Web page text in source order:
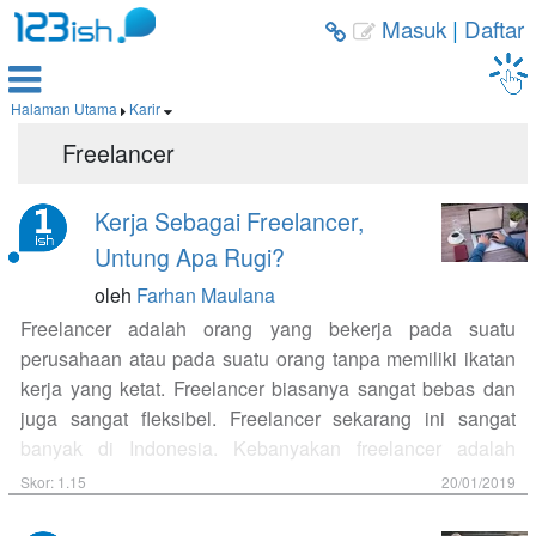
  Masuk| Daftar

Halaman Utama  Karir 
Freelancer
Kerja Sebagai Freelancer,
Untung Apa Rugi?
oleh Farhan Maulana
Freelancer adalah orang yang bekerja pada suatu
perusahaan atau pada suatu orang tanpa memiliki ikatan
kerja yang ketat. Freelancer biasanya sangat bebas dan
juga sangat fleksibel. Freelancer sekarang ini sangat
banyak di Indonesia. Kebanyakan freelancer adalah
mereka yang masih sekolah, kuliah atau yang baru lulus
Skor: 1.15 20/01/2019